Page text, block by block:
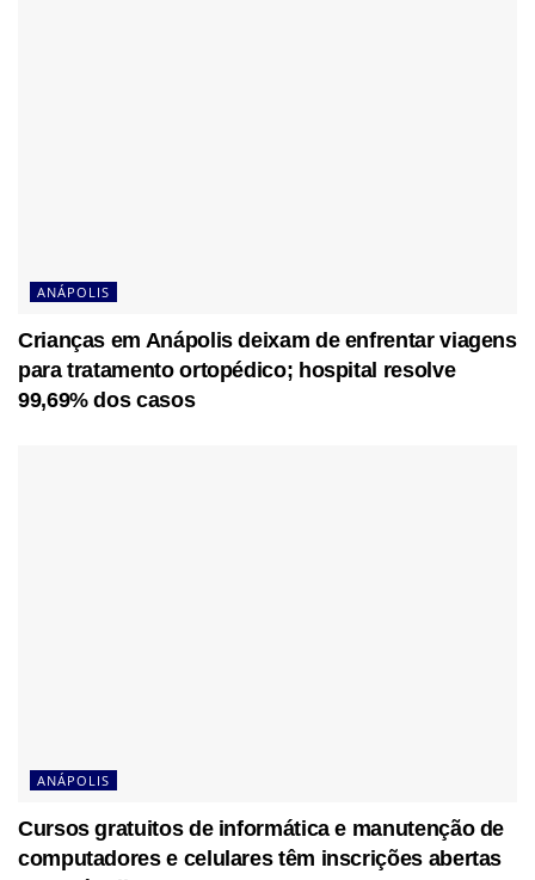
ANÁPOLIS
Crianças em Anápolis deixam de enfrentar viagens
para tratamento ortopédico; hospital resolve
99,69% dos casos
ANÁPOLIS
Cursos gratuitos de informática e manutenção de
computadores e celulares têm inscrições abertas